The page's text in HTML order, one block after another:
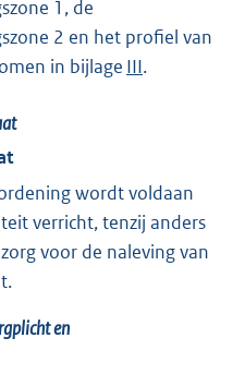
1, de
2 en het profiel van
in bijlage III.
wordt voldaan
verricht, tenzij anders
voor de naleving van
en